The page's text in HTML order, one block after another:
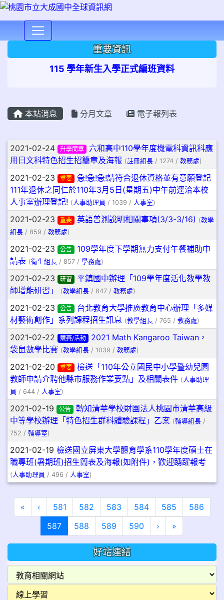
重要資訊
115 學年新生入學正式編班資料
本站消息 分月文章 電子報列表
文章列表
2021-02-24 升學簡章
六和高中110學年度機電科資訊科應
用日文科特色招生招簡章及海報 (註冊組長 / 1274 / 教務處)
2021-02-23 重要
急!急!急!請符合退休資格並有意願登記
111年退休之同仁於110年3月5日(星期五)中午前逕洽本校
人事室辦理登記! ( 人事助理員 / 1039 / 人事室)
2021-02-23 重要 英語普測說明相關事項(3/3-3/16) (教學
組長 / 859 / 教務處)
2021-02-23 公告
109學年度下學期無力支付午餐補助申
請表 (衛生組長 / 857 / 學務處)
2021-02-23 研習
平鎮國中辦理「109學年度活化教學教
師增能研習」
(教學組長 / 847 / 教務處)
2021-02-23 公告
台北教育大學推廣教育中心辦理「多媒
材藝術創作」系列課程招生訊息 (教學組長 / 765 / 教務處)
2021-02-22 競賽/活動
2021 Math Kangaroo Taiwan，
袋鼠數學比賽 (教學組長 / 1039 / 教務處)
2021-02-20 重要
檢送「110年公立國民中小學暨幼兒園
教師申請介聘他縣市服務作業要點」及相關表件 ( 人事助理
員 / 644 / 人事室)
2021-02-19 公告
轉知清華學校財團法人桃園市清華高級
中等學校辦理「特色招生群科體驗課程」乙案 (輔導組長 /
752 / 輔導室)
2021-02-19 檢送國立屏東大學體育學系110學年度碩士在
職專班(暑期班)招生簡表及海報(如附件)，歡迎踴躍報考
( 人事助理員 / 496 / 人事室)
« 第一頁
‹上一頁
581 582 583 584 585
586
587(目前頁次)
588 589 590 › 下一頁
»
好站連結